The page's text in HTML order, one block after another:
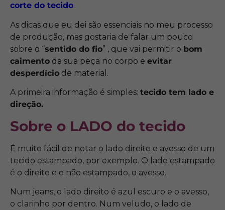
corte do tecido.
As dicas que eu dei são essenciais no meu processo
de produção, mas gostaria de falar um pouco
sobre o “sentido do fio” , que vai permitir o bom
caimento da sua peça no corpo e evitar
desperdício de material.
A primeira informação é simples: tecido tem lado e
direção.
Sobre o LADO do tecido
É muito fácil de notar o lado direito e avesso de um
tecido estampado, por exemplo. O lado estampado
é o direito e o não estampado, o avesso.
Num jeans, o lado direito é azul escuro e o avesso,
o clarinho por dentro. Num veludo, o lado de